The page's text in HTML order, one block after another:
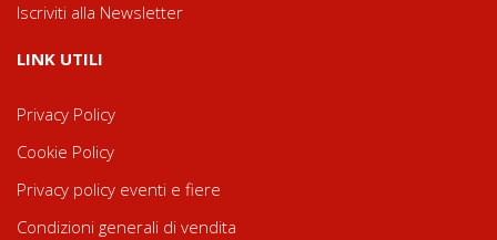
Iscriviti alla Newsletter
LINK UTILI
Privacy Policy
Cookie Policy
Privacy policy eventi e fiere
Condizioni generali di vendita